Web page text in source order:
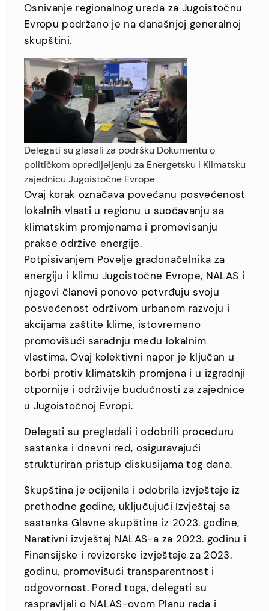
Osnivanje regionalnog ureda za Jugoistočnu
Evropu podržano je na današnjoj generalnoj
skupštini.
Delegati su glasali za podršku Dokumentu o
političkom opredijeljenju za Energetsku i Klimatsku
zajednicu Jugoistočne Evrope
Ovaj korak označava povećanu posvećenost
lokalnih vlasti u regionu u suočavanju sa
klimatskim promjenama i promovisanju
prakse održive energije.
Potpisivanjem Povelje gradonačelnika za
energiju i klimu Jugoistočne Evrope, NALAS i
njegovi članovi ponovo potvrđuju svoju
posvećenost održivom urbanom razvoju i
akcijama zaštite klime, istovremeno
promovišući saradnju među lokalnim
vlastima. Ovaj kolektivni napor je ključan u
borbi protiv klimatskih promjena i u izgradnji
otpornije i održivije budućnosti za zajednice
u Jugoistočnoj Evropi.
Delegati su pregledali i odobrili proceduru
sastanka i dnevni red, osiguravajući
strukturiran pristup diskusijama tog dana.
Skupština je ocijenila i odobrila izvještaje iz
prethodne godine, uključujući Izvještaj sa
sastanka Glavne skupštine iz 2023. godine,
Narativni izvještaj NALAS-a za 2023. godinu i
Finansijske i revizorske izvještaje za 2023.
godinu, promovišući transparentnost i
odgovornost. Pored toga, delegati su
raspravljali o NALAS-ovom Planu rada i